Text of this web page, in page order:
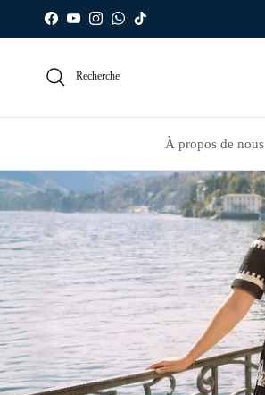
Aller au contenu
Facebook
YouTubeInstagramWhatsApp
TikTok
Recherche
À propos de nous